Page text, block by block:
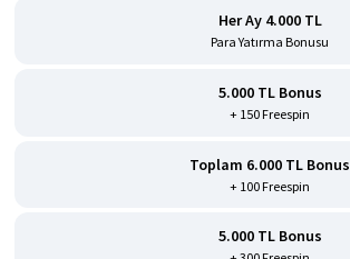
Her Ay 4.000 TL
Para Yatırma Bonusu
5.000 TL Bonus
+ 150 Freespin
Toplam 6.000 TL Bonus
+ 100 Freespin
5.000 TL Bonus